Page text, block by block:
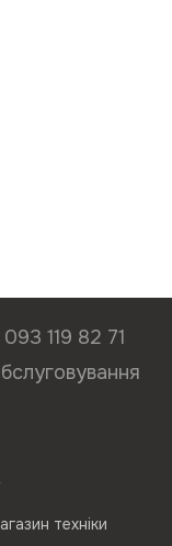
093 119 82 71
техніки